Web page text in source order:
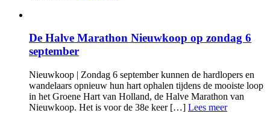
De Halve Marathon Nieuwkoop op zondag 6
september
Nieuwkoop | Zondag 6 september kunnen de hardlopers en
wandelaars opnieuw hun hart ophalen tijdens de mooiste loop
in het Groene Hart van Holland, de Halve Marathon van
Nieuwkoop. Het is voor de 38e keer […] Lees meer